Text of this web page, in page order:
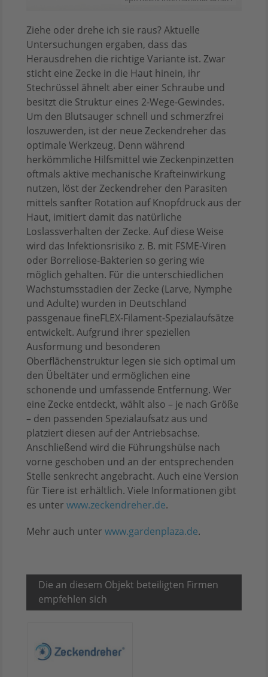
Ziehe oder drehe ich sie raus? Aktuelle
Untersuchungen ergaben, dass das
Herausdrehen die richtige Variante ist. Zwar
sticht eine Zecke in die Haut hinein, ihr
Stechrüssel ähnelt aber einer Schraube und
besitzt die Struktur eines 2-Wege-Gewindes.
Um den Blutsauger schnell und schmerzfrei
loszuwerden, ist der neue Zeckendreher das
optimale Werkzeug. Denn während
herkömmliche Hilfsmittel wie Zeckenpinzetten
oftmals aktive mechanische Krafteinwirkung
nutzen, löst der Zeckendreher den Parasiten
mittels sanfter Rotation auf Knopfdruck aus der
Haut, imitiert damit das natürliche
Loslassverhalten der Zecke. Auf diese Weise
wird das Infektionsrisiko z. B. mit FSME-Viren
oder Borreliose-Bakterien so gering wie
möglich gehalten. Für die unterschiedlichen
Wachstumsstadien der Zecke (Larve, Nymphe
und Adulte) wurden in Deutschland
passgenaue fineFLEX-Filament-Spezialaufsätze
entwickelt. Aufgrund ihrer speziellen
Ausformung und besonderen
Oberflächenstruktur legen sie sich optimal um
den Übeltäter und ermöglichen eine
schonende und umfassende Entfernung. Wer
eine Zecke entdeckt, wählt also – je nach Größe
– den passenden Spezialaufsatz aus und
platziert diesen auf der Antriebsachse.
Anschließend wird die Führungshülse nach
vorne geschoben und an der entsprechenden
Stelle senkrecht angebracht. Auch eine Version
für Tiere ist erhältlich. Viele Informationen gibt
es unter www.zeckendreher.de.
Mehr auch unter www.gardenplaza.de.
Die an diesem Objekt beteiligten Firmen
empfehlen sich